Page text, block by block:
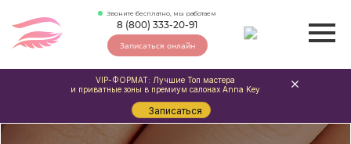
Звоните бесплатно, мы работаем
8 (800) 333-20-91
Записаться онлайн
VIP-ФОРМАТ: Лучшие Топ мастера
и приватные зоны в премиум салонах Anna Key
Записаться